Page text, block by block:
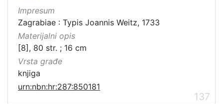
Impresum
Zagrabiae : Typis Joannis Weitz, 1733
Materijalni opis
[8], 80 str. ; 16 cm
Vrsta građe
knjiga
urn:nbn:hr:287:850181
137